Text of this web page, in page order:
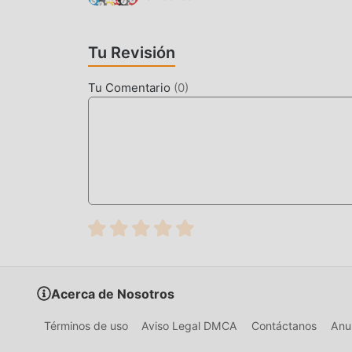
Al igual que los juegos tradicionales de card ,
juegos tradicionales de card , Tute a Cuatro
MODIFICACIÓN ÚNICA
El juego tradicional de card requiere que los
aparición de mods ha reescrito esta situación.
a concentrarse en disfrutar la alegría del juego
Tu Revisión
Tu Comentario (0)
Acerca de Nosotros
Términos de uso Aviso Legal DMCA Contáctanos